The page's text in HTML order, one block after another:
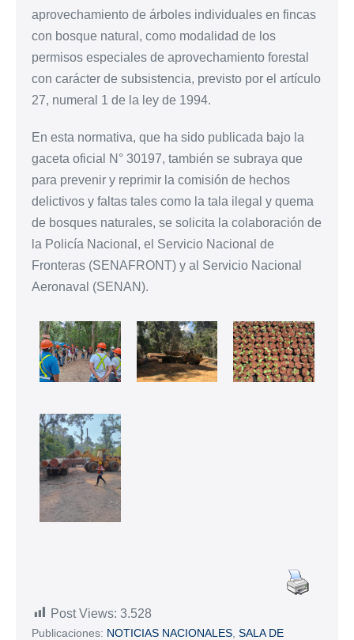
aprovechamiento de árboles individuales en fincas
con bosque natural, como modalidad de los
permisos especiales de aprovechamiento forestal
con carácter de subsistencia, previsto por el artículo
27, numeral 1 de la ley de 1994.
En esta normativa, que ha sido publicada bajo la
gaceta oficial N° 30197, también se subraya que
para prevenir y reprimir la comisión de hechos
delictivos y faltas tales como la tala ilegal y quema
de bosques naturales, se solicita la colaboración de
la Policía Nacional, el Servicio Nacional de
Fronteras (SENAFRONT) y al Servicio Nacional
Aeronaval (SENAN).
Post Views: 3.528
Publicaciones: NOTICIAS NACIONALES SALA DE